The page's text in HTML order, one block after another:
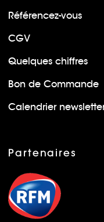
Référencez-vous
CGV
Quelques chiffres
Bon de Commande
Calendrier
Partenaires